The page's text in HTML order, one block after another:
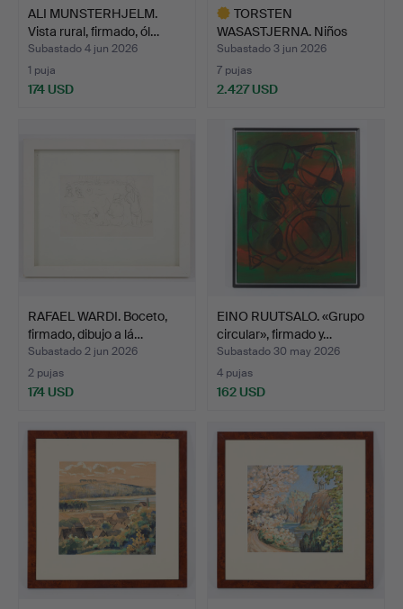
ALI MUNSTERHJELM.
Vista rural, firmado, ól…
Subastado 4 jun 2026
1 puja
174 USD
TORSTEN
WASASTJERNA. Niños
jugando en el a…
Subastado 3 jun 2026
7 pujas
2.427 USD
seleccionado
RAFAEL WARDI. Boceto,
firmado, dibujo a lá…
Subastado 2 jun 2026
2 pujas
174 USD
EINO RUUTSALO. «Grupo
circular», firmado y…
Subastado 30 may 2026
4 pujas
162 USD